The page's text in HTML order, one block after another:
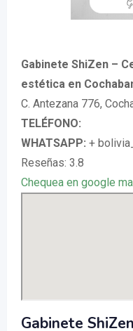
Gabinete ShiZen –
estética en
C. Antezana 776,
TELÉFONO:
WHATSAPP: +
Reseñas: 3.8
Chequea en google
Gabinete